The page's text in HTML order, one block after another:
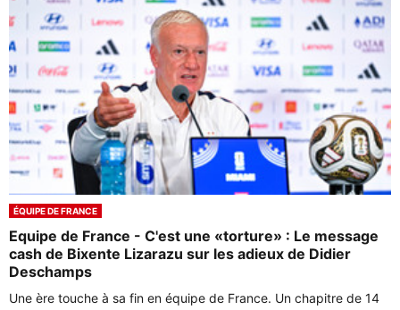
ÉQUIPE DE FRANCE
Equipe de France - C'est une «torture» : Le message
cash de Bixente Lizarazu sur les adieux de Didier
Deschamps
Une ère touche à sa fin en équipe de France. Un chapitre de 14